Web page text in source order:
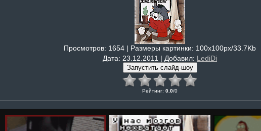
Просмотров: 1654 | Размеры картинки: 100x100px/33.7Kb
Дата: 23.12.2011 | Добавил: LediDi
Рейтинг: 0.0/0